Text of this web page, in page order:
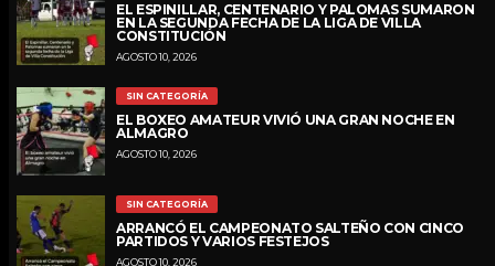
EL ESPINILLAR, CENTENARIO Y PALOMAS SUMARON
EN LA SEGUNDA FECHA DE LA LIGA DE VILLA
CONSTITUCIÓN
AGOSTO 10, 2026
SIN CATEGORÍA
EL BOXEO AMATEUR VIVIÓ UNA GRAN NOCHE EN
ALMAGRO
AGOSTO 10, 2026
SIN CATEGORÍA
ARRANCÓ EL CAMPEONATO SALTEÑO CON CINCO
PARTIDOS Y VARIOS FESTEJOS
AGOSTO 10, 2026